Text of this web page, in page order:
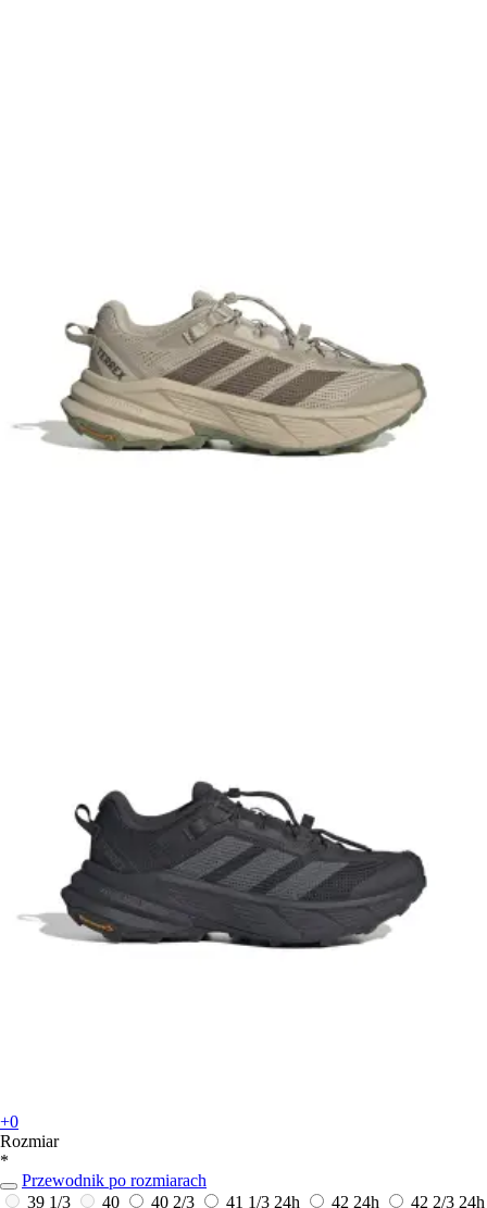
+0
Rozmiar
*
Przewodnik po rozmiarach
39 1/3
40 40 2/3 41 1/3 24h 42 24h 42 2/3 24h